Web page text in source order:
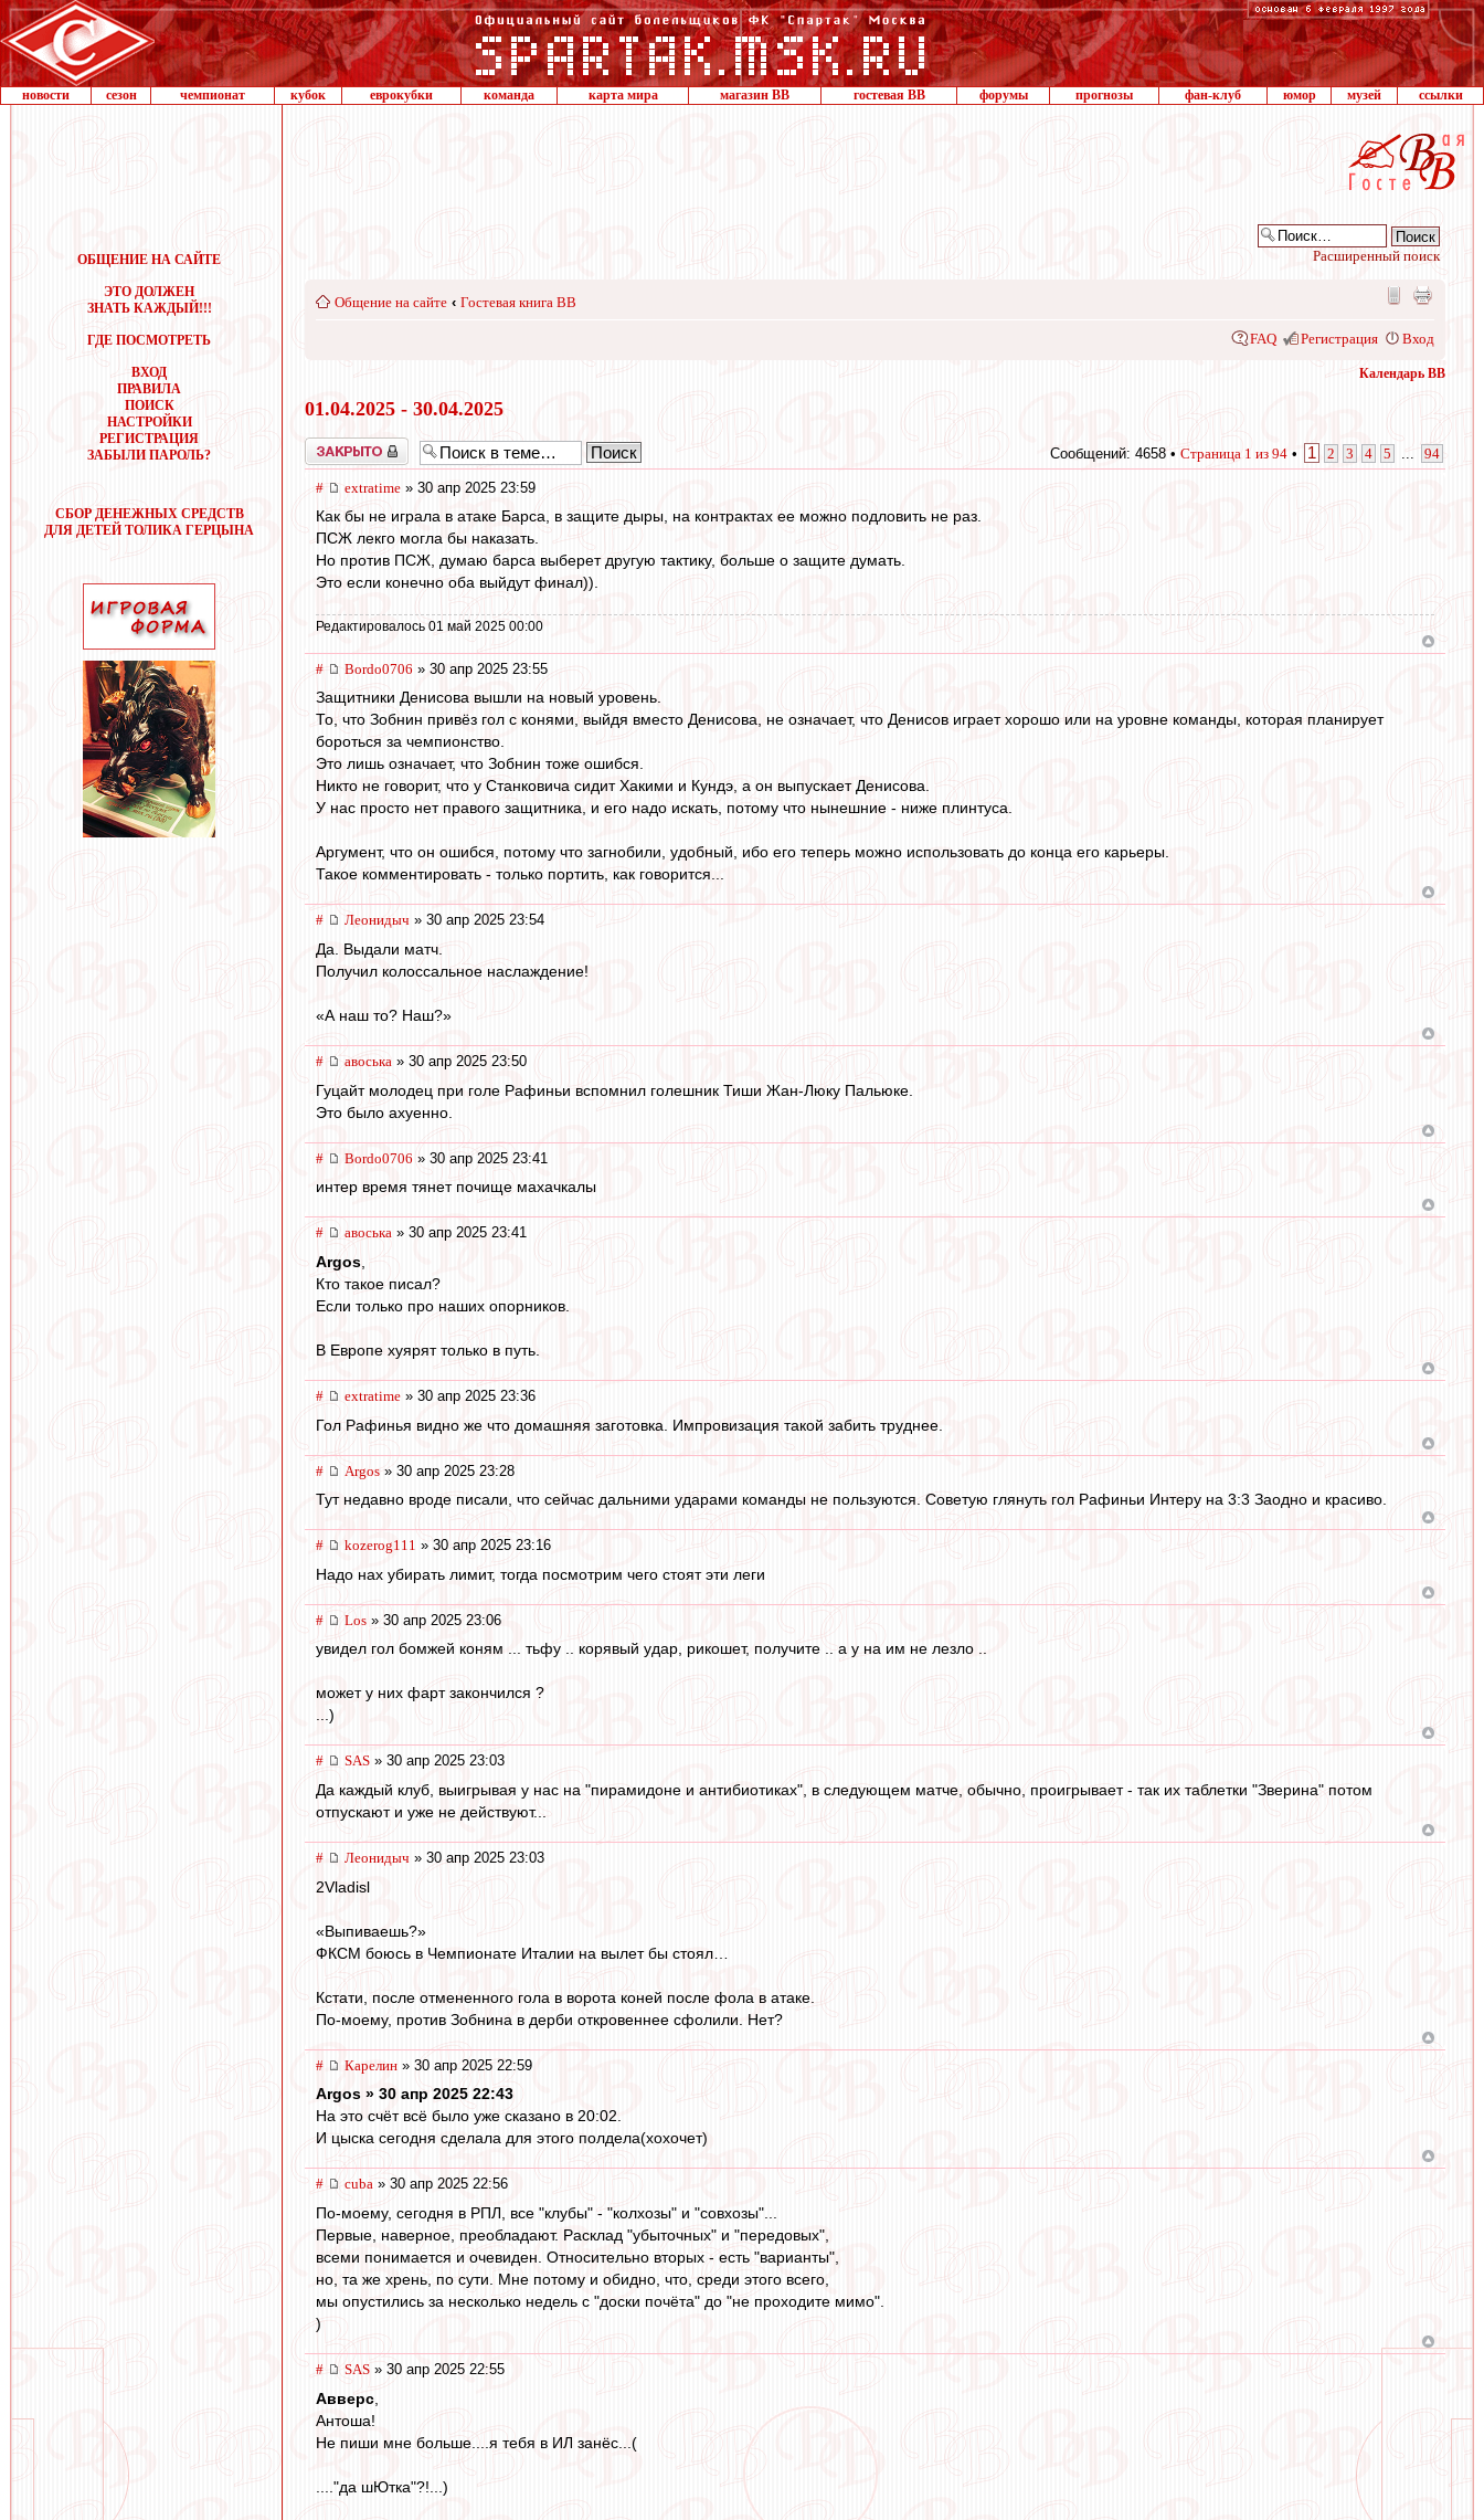
новости сезон чемпионат кубок еврокубки команда карта мира магазин ВВ гостевая ВВ форумы прогнозы фан-клуб юмор музей ссылки
ОБЩЕНИЕ НА САЙТЕ
ЭТО ДОЛЖЕН
ЗНАТЬ КАЖДЫЙ!!!
ГДЕ ПОСМОТРЕТЬ
ВХОД
ПРАВИЛА
ПОИСК
НАСТРОЙКИ
РЕГИСТРАЦИЯ
ЗАБЫЛИ ПАРОЛЬ?
СБОР ДЕНЕЖНЫХ СРЕДСТВ
ДЛЯ ДЕТЕЙ ТОЛИКА ГЕРЦЫНА
Расширенный поиск
Общение на сайте ‹ Гостевая книга ВВ
FAQ Регистрация Вход
Календарь ВВ
01.04.2025 - 30.04.2025
Закрыто Сообщений: 4658 • Страница 1 из 94 • 1 2 3 4 5 94
# extratime » 30 апр 2025 23:59
Как бы не играла в атаке Барса, в защите дыры, на контрактах ее можно подловить не раз.
ПСЖ лекго могла бы наказать.
Но против ПСЖ, думаю барса выберет другую тактику, больше о защите думать.
Это если конечно оба выйдут финал)).
Редактировалось 01 май 2025 00:00
# Bordo0706 » 30 апр 2025 23:55
Защитники Денисова вышли на новый уровень.
То, что Зобнин привёз гол с конями, выйдя вместо Денисова, не означает, что Денисов играет хорошо или на уровне команды, которая планирует
бороться за чемпионство.
Это лишь означает, что Зобнин тоже ошибся.
Никто не говорит, что у Станковича сидит Хакими и Кундэ, а он выпускает Денисова.
У нас просто нет правого защитника, и его надо искать, потому что нынешние - ниже плинтуса.
Аргумент, что он ошибся, потому что загнобили, удобный, ибо его теперь можно использовать до конца его карьеры.
Такое комментировать - только портить, как говорится...
# Леонидыч » 30 апр 2025 23:54
Да. Выдали матч.
Получил колоссальное наслаждение!
«А наш то? Наш?»
# авоська » 30 апр 2025 23:50
Гуцайт молодец при голе Рафиньи вспомнил голешник Тиши Жан-Люку Пальюке.
Это было ахуенно.
# Bordo0706 » 30 апр 2025 23:41
интер время тянет почище махачкалы
# авоська » 30 апр 2025 23:41
Argos
Кто такое писал?
Если только про наших опорников.
В Европе хуярят только в путь.
# extratime » 30 апр 2025 23:36
Гол Рафинья видно же что домашняя заготовка. Импровизация такой забить труднее.
# Argos » 30 апр 2025 23:28
Тут недавно вроде писали, что сейчас дальними ударами команды не пользуются. Советую глянуть гол Рафиньи Интеру на 3:3 Заодно и красиво.
# kozerog111 » 30 апр 2025 23:16
Надо нах убирать лимит, тогда посмотрим чего стоят эти леги
# Los » 30 апр 2025 23:06
увидел гол бомжей коням ... тьфу .. корявый удар, рикошет, получите .. а у на им не лезло ..
может у них фарт закончился ?
...)
# SAS » 30 апр 2025 23:03
Да каждый клуб, выигрывая у нас на "пирамидоне и антибиотиках", в следующем матче, обычно, проигрывает - так их таблетки "Зверина" потом
отпускают и уже не действуют...
# Леонидыч » 30 апр 2025 23:03
2Vladisl
«Выпиваешь?»
ФКСМ боюсь в Чемпионате Италии на вылет бы стоял…
Кстати, после отмененного гола в ворота коней после фола в атаке.
По-моему, против Зобнина в дерби откровеннее сфолили. Нет?
# Карелин » 30 апр 2025 22:59
Argos » 30 апр 2025 22:43
На это счёт всё было уже сказано в 20:02.
И цыска сегодня сделала для этого полдела(хохочет)
# cuba » 30 апр 2025 22:56
По-моему, сегодня в РПЛ, все "клубы" - "колхозы" и "совхозы"...
Первые, наверное, преобладают. Расклад "убыточных" и "передовых",
всеми понимается и очевиден. Относительно вторых - есть "варианты",
но, та же хрень, по сути. Мне потому и обидно, что, среди этого всего,
мы опустились за несколько недель с "доски почёта" до "не проходите мимо".
)
# SAS » 30 апр 2025 22:55
Авверс
Антоша!
Не пиши мне больше....я тебя в ИЛ занёс...(
...."да шЮтка"?!...)